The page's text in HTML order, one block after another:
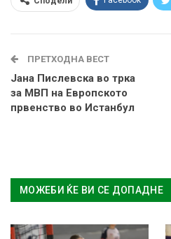
ПРЕТХОДНА ВЕСТ
Јана Пислевска во трка
за МВП на Европското
првенство во Истанбул
МОЖЕБИ ЌЕ ВИ СЕ ДОПАДНЕ